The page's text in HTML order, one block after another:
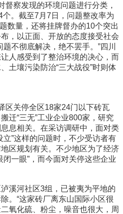
督察发现的环境问题进行分类，
。截至7月7日，问题整改率为
数量，还将挂牌督办的10个突出
，以正面、开放的态度接受社会
不彻底解决，绝不罢手。”四川
人感受到了整治环境的决心，而
土壤污染防治“三大战役”时则体
关停全区18家24门以下砖瓦
迁“三无”工业企业800家，研究
息相关。在采访调研中，面对类
”这样的问题时，不少受访者有
区规划有关。不少地区为了经济
闭一眼”，而今面对关停这些企业
河社区3组，已被夷为平地的
。“这家砖厂离东山国际小区很
氧化硫、粉尘，噪音也很大，周